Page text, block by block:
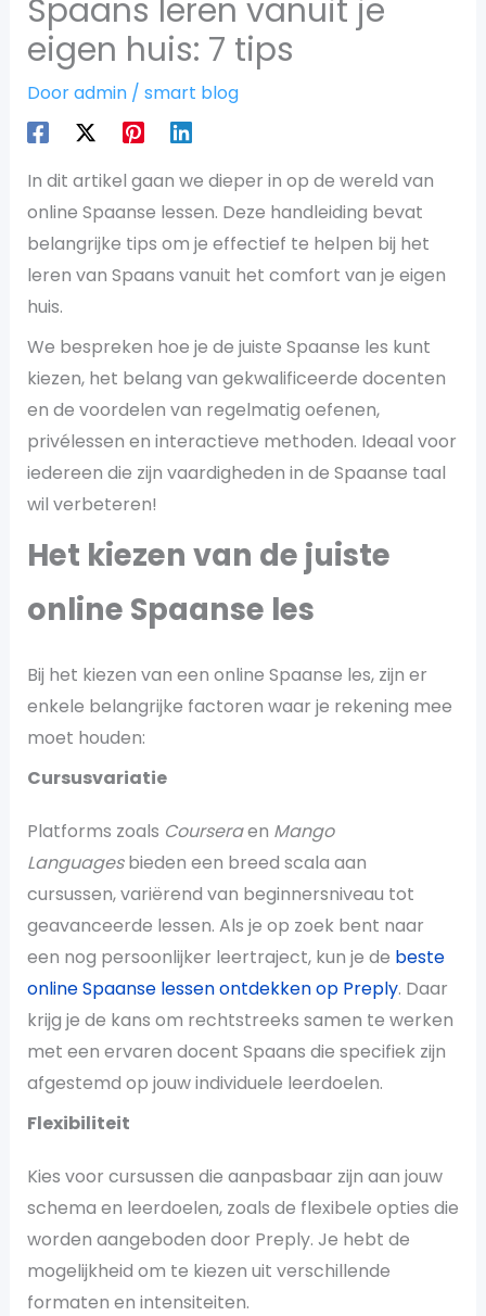
Spaans leren vanuit je
eigen huis: 7 tips
Dooradmin / smart blog
In dit artikel gaan we dieper in op de wereld van
online Spaanse lessen. Deze handleiding bevat
belangrijke tips om je effectief te helpen bij het
leren van Spaans vanuit het comfort van je eigen
huis.
We bespreken hoe je de juiste Spaanse les kunt
kiezen, het belang van gekwalificeerde docenten
en de voordelen van regelmatig oefenen,
privélessen en interactieve methoden. Ideaal voor
iedereen die zijn vaardigheden in de Spaanse taal
wil verbeteren!
Het kiezen van de juiste
online Spaanse les
Bij het kiezen van een online Spaanse les, zijn er
enkele belangrijke factoren waar je rekening mee
moet houden:
Cursusvariatie
Platforms zoals Courseraen Mango
Languagesbieden een breed scala aan
cursussen, variërend van beginnersniveau tot
geavanceerde lessen. Als je op zoek bent naar
een nog persoonlijker leertraject, kun je de beste
online Spaanse lessen ontdekken op Preply. Daar
krijg je de kans om rechtstreeks samen te werken
met een ervaren docent Spaans die specifiek zijn
afgestemd op jouw individuele leerdoelen.
Flexibiliteit
Kies voor cursussen die aanpasbaar zijn aan jouw
schema en leerdoelen, zoals de flexibele opties die
worden aangeboden door Preply. Je hebt de
mogelijkheid om te kiezen uit verschillende
formaten en intensiteiten.